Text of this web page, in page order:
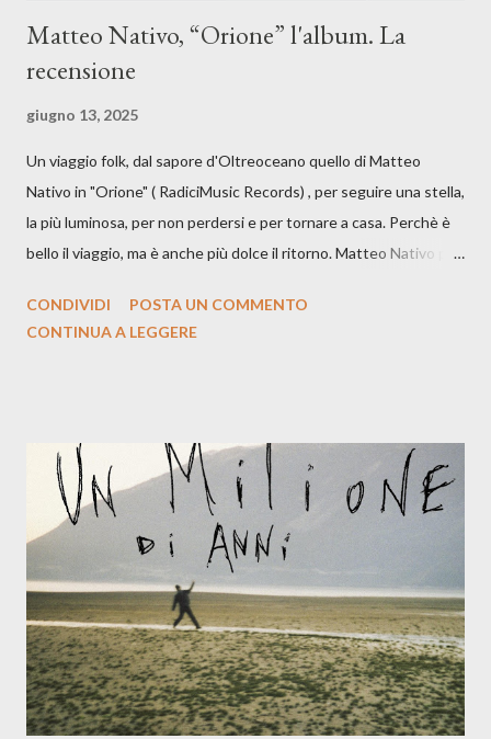
Matteo Nativo, “Orione” l'album. La
recensione
giugno 13, 2025
Un viaggio folk, dal sapore d'Oltreoceano quello di Matteo
Nativo in "Orione" ( RadiciMusic Records) , per seguire una stella,
la più luminosa, per non perdersi e per tornare a casa. Perchè è
bello il viaggio, ma è anche più dolce il ritorno. Matteo Nativo per
indubbiamente matura e consapevole oltre che con ottimi
Dicevamo. Ed è da qui che il nostro inizia questo concept
musicale, con " Che ora è" , raccontando la separazione dalla
moglie, del senso di sconfitta e del caldo afoso che opprime,
giusta condizione di sopraffazione: "Non so che ora è, che giorno
è, di questa estate che...". E' raro fare uscire come singolo una
cover, ma...
CONDIVIDI
POSTA UN COMMENTO
CONTINUA A LEGGERE